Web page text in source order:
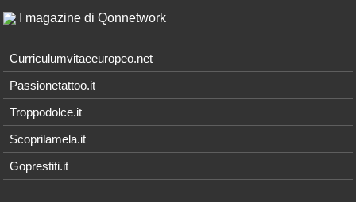
I magazine di Qonnetwork
Curriculumvitaeeuropeo.net
Passionetattoo.it
Troppodolce.it
Scoprilamela.it
Goprestiti.it